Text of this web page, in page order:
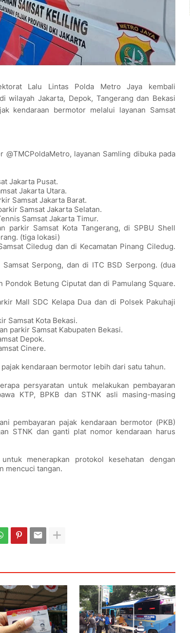
Lalu Lintas Polda Metro Jaya kembali
wilayah Jakarta, Depok, Tangerang dan Bekasi
kendaraan bermotor melalui layanan Samsat
layanan Samling dibuka pada
Jakarta Pusat.
Jakarta Utara.
Samsat Jakarta Barat.
Samsat Jakarta Selatan.
Samsat Jakarta Timur.
parkir Samsat Kota Tangerang, di SPBU Shell
(tiga lokasi)
Ciledug dan di Kecamatan Pinang Ciledug.
Serpong, dan di ITC BSD Serpong. (dua
Pondok Betung Ciputat dan di Pamulang Square.
Mall SDC Kelapa Dua dan di Polsek Pakuhaji
Samsat Kota Bekasi.
parkir Samsat Kabupaten Bekasi.
Depok.
Cinere.
kendaraan bermotor lebih dari satu tahun.
persyaratan untuk melakukan pembayaran
KTP, BPKB dan STNK asli masing-masing
pembayaran pajak kendaraan bermotor (PKB)
STNK dan ganti plat nomor kendaraan harus
menerapkan protokol kesehatan dengan
mencuci tangan.